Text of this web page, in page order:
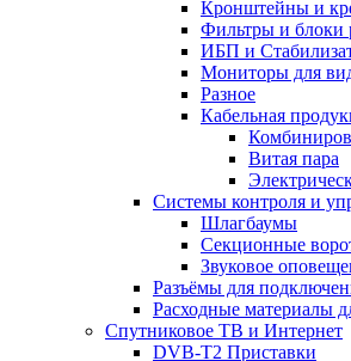
Кронштейны и
Фильтры и блоки
ИБП и
Мониторы для
Разное
Кабельная
Витая пара
Системы контроля и
Шлагбаумы
Секционные
Звуковое
Разъёмы для
Расходные материалы
Спутниковое ТВ и Интернет
DVB-Т2 Приставки